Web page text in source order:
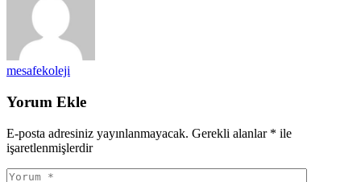
mesafekoleji
Yorum Ekle
E-posta adresiniz yayınlanmayacak. Gerekli alanlar * ile
işaretlenmişlerdir